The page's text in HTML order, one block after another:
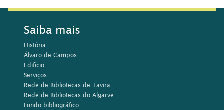
Saiba mais
História
Álvaro de Campos
Edifício
Serviços
Rede de Bibliotecas de Tavira
Rede de Bibliotecas do Algarve
Fundo bibliográfico